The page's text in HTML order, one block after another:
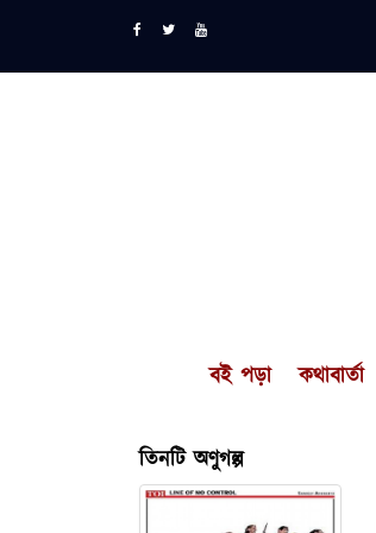
বই পড়া কথাবার্তা
তিনটি অণুগল্প